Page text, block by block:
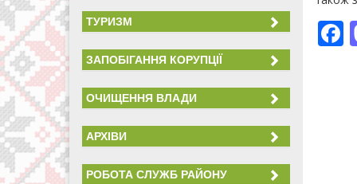
ТУРИЗМ
ЗАПОБІГАННЯ КОРУПЦІЇ
ОЧИЩЕННЯ ВЛАДИ
АРХІВИ
РОБОТА СЛУЖБ РАЙОНУ